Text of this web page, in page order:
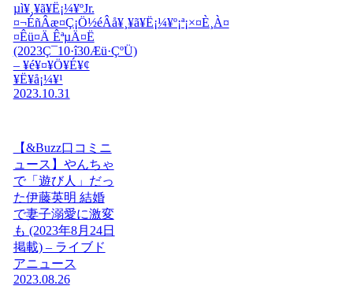
µì¥¸¥ã¥Ë¡¼¥ºJr.
¤¬ÉñÂæ¤Ç¡Ö½éÂå¥¸¥ã¥Ë¡¼¥º¡ª¡×¤È¸À¤
¤Êü¤Ä ÊªµÄ¤Ë
(2023Ç¯10·î30Æü·ÇºÜ)
– ¥é¥¤¥Ö¥É¥¢
¥Ë¥å¡¼¥¹
2023.10.31
【&Buzz口コミニ
ュース】やんちゃ
で「遊び人」だっ
た伊藤英明 結婚
で妻子溺愛に激変
も (2023年8月24日
掲載) – ライブド
アニュース
2023.08.26